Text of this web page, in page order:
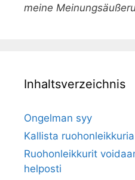
meine
Inhaltsverzeichnis
Ongelman syy
Kallista
Ruohonleikkurit
helposti